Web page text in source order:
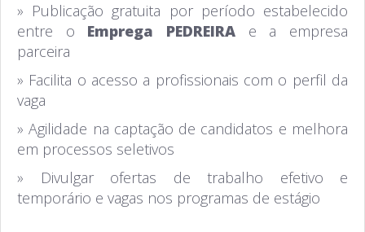
» Publicação gratuita por período estabelecido
entre o Emprega PEDREIRA e a empresa
parceira
» Facilita o acesso a profissionais com o perfil da
vaga
» Agilidade na captação de candidatos e melhora
em processos seletivos
» Divulgar ofertas de trabalho efetivo e
temporário e vagas nos programas de estágio